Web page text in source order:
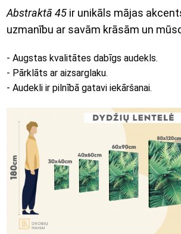
Abstraktā 45 ir unikāls mājas
uzmanību ar savām krāsām un
- Augstas kvalitātes dabīgs audekls.
- Pārklāts ar aizsarglaku.
- Audekli ir pilnībā gatavi iekāršanai.